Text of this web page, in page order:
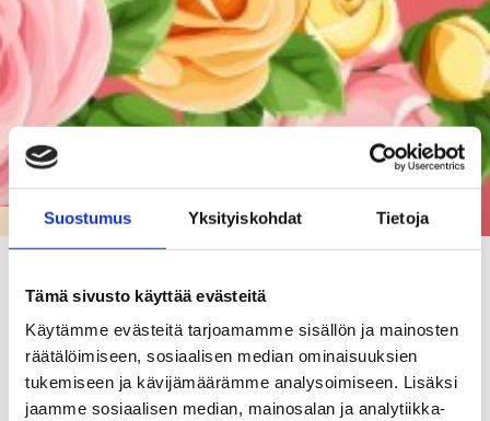
Suostumus Yksityiskohdat Tietoja
Tämä sivusto käyttää evästeitä
Käytämme evästeitä tarjoamamme sisällön ja mainosten
räätälöimiseen, sosiaalisen median ominaisuuksien
tukemiseen ja kävijämäärämme analysoimiseen. Lisäksi
jaamme sosiaalisen median, mainosalan ja analytiikka-
KARJAAN LUKIO
Karjaan lukion kevätjuhlassa lakitettiin 30 uutta ylioppilasta.
Ohjelmassa oli sen lisäksi musiikkiesityksiä, rehtorin katsaus
kuluneeseen lukuvuoteen ja puhe uusille ylioppilaille,